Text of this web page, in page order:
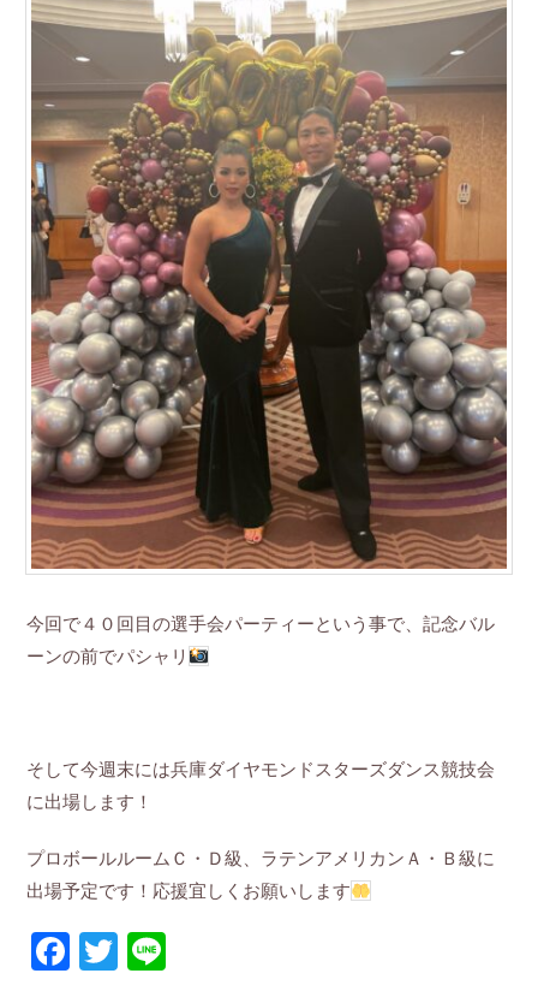
今回で４０回目の選手会パーティーという事で、記念バル
ーンの前でパシャリ
そして今週末には兵庫ダイヤモンドスターズダンス競技会
に出場します！
プロボールルームＣ・Ｄ級、ラテンアメリカンＡ・Ｂ級に
出場予定です！応援宜しくお願いします
Facebook
Twitter